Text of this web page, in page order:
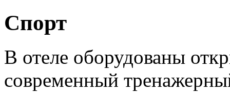
Спорт
В отеле оборудованы
современный